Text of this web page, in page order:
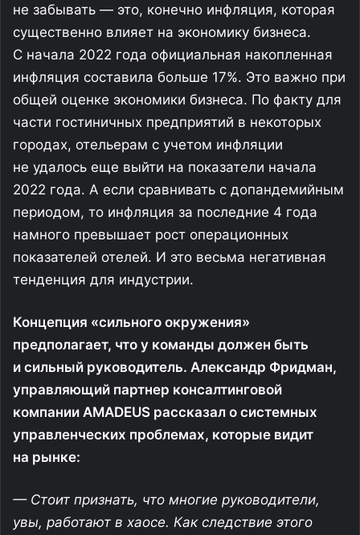
не забывать — это, конечно инфляция, которая
существенно влияет на экономику бизнеса.
С начала 2022 года официальная накопленная
инфляция составила больше 17%. Это важно при
общей оценке экономики бизнеса. По факту для
части гостиничных предприятий в некоторых
городах, отельерам с учетом инфляции
не удалось еще выйти на показатели начала
2022 года. А если сравнивать с допандемийным
периодом, то инфляция за последние 4 года
намного превышает рост операционных
показателей отелей. И это весьма негативная
тенденция для индустрии.
Концепция «сильного окружения»
предполагает, что у команды должен быть
и сильный руководитель. Александр Фридман,
управляющий партнер консалтинговой
компании AMADEUS рассказал о системных
управленческих проблемах, которые видит
на рынке:
— Стоит признать, что многие руководители,
увы, работают в хаосе. Как следствие этого